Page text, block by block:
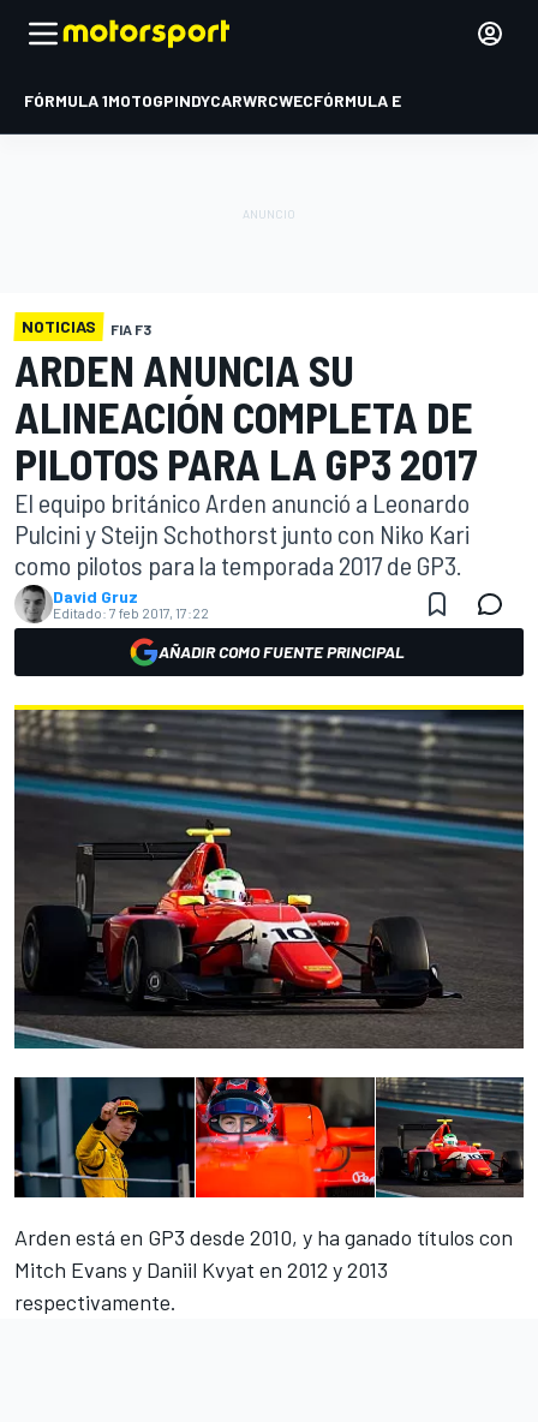
FÓRMULA 1MOTOGPINDYCARWRCWECFÓRMULA E
NOTICIAS FIA F3
ARDEN ANUNCIA SU
ALINEACIÓN COMPLETA DE
PILOTOS PARA LA GP3 2017
El equipo británico Arden anunció a Leonardo
Pulcini y Steijn Schothorst junto con Niko Kari
como pilotos para la temporada 2017 de GP3.
David Gruz
Editado: 7 feb 2017, 17:22
AÑADIR COMO FUENTE PRINCIPAL
Arden está en GP3 desde 2010, y ha ganado títulos con
Mitch Evans y Daniil Kvyat en 2012 y 2013
respectivamente.